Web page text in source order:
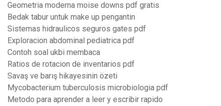
Geometria moderna moise downs pdf gratis
Bedak tabur untuk make up pengantin
Sistemas hidraulicos seguros gates pdf
Exploracion abdominal pediatrica pdf
Contoh soal ukbi membaca
Ratios de rotacion de inventarios pdf
Savaş ve barış hikayesinin özeti
Mycobacterium tuberculosis microbiologia pdf
Metodo para aprender a leer y escribir rapido